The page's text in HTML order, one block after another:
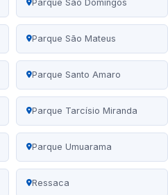
Parque São Domingos
Parque São Mateus
Parque Santo Amaro
Parque Tarcísio Miranda
Parque Umuarama
Ressaca